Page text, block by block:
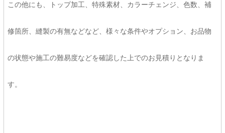
この他にも、トップ加工、特殊素材、カラーチェンジ、色数、補
修箇所、縫製の有無などなど、様々な条件やオプション、お品物
の状態や施工の難易度などを確認した上でのお見積りとなりま
す。